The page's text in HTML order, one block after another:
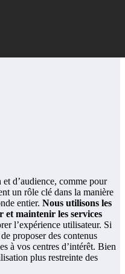
d’audience, comme pour
un rôle clé dans la manière
entier. Nous utilisons les
et maintenir les services
l’expérience utilisateur. Si
proposer des contenus
à vos centres d’intérêt. Bien
plus restreinte des